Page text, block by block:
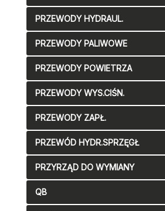
PRZEWODY HYDRAUL.
PRZEWODY PALIWOWE
PRZEWODY POWIETRZA
PRZEWODY WYS.CIŚN.
PRZEWODY ZAPŁ.
PRZEWÓD HYDR.SPRZĘGŁ
PRZYRZĄD DO WYMIANY
QB